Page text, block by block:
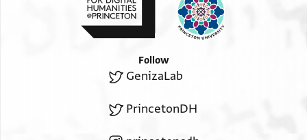
Follow
GenizaLab
PrincetonDH